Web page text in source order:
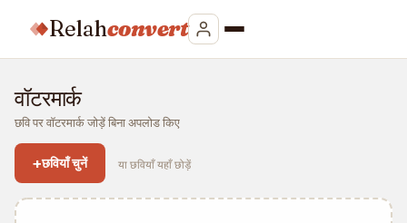
Relahconvert
वॉटरमार्क
छवि पर वॉटरमार्क जोड़ें बिना अपलोड किए
+छवियाँ चुनें या छवियाँ यहाँ छोड़ें